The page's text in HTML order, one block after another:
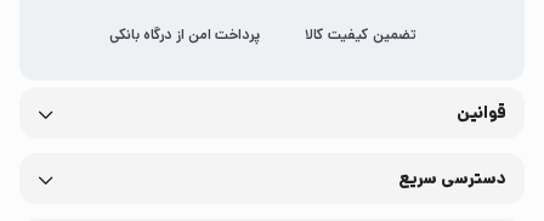
تضمین کیفیت کالا پرداخت امن از درگاه بانکی
قوانین
دسترسی سریع